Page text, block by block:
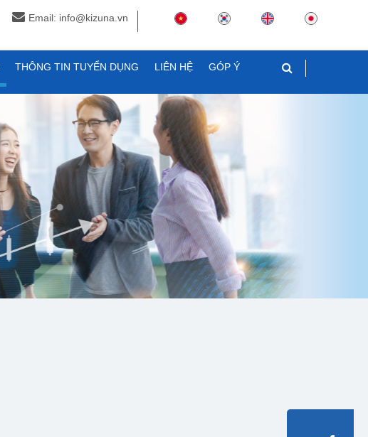
Email: info@kizuna.vn
THÔNG TIN TUYỂN DỤNG LIÊN HỆ GÓP Ý